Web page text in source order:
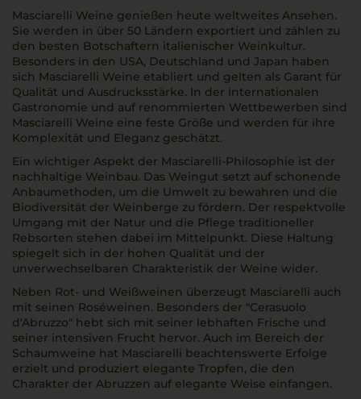
Masciarelli Weine genießen heute weltweites Ansehen.
Sie werden in über 50 Ländern exportiert und zählen zu
den besten Botschaftern italienischer Weinkultur.
Besonders in den USA, Deutschland und Japan haben
sich Masciarelli Weine etabliert und gelten als Garant für
Qualität und Ausdrucksstärke. In der internationalen
Gastronomie und auf renommierten Wettbewerben sind
Masciarelli Weine eine feste Größe und werden für ihre
Komplexität und Eleganz geschätzt.
Ein wichtiger Aspekt der Masciarelli-Philosophie ist der
nachhaltige Weinbau. Das Weingut setzt auf schonende
Anbaumethoden, um die Umwelt zu bewahren und die
Biodiversität der Weinberge zu fördern. Der respektvolle
Umgang mit der Natur und die Pflege traditioneller
Rebsorten stehen dabei im Mittelpunkt. Diese Haltung
spiegelt sich in der hohen Qualität und der
unverwechselbaren Charakteristik der Weine wider.
Neben Rot- und Weißweinen überzeugt Masciarelli auch
mit seinen Roséweinen. Besonders der "Cerasuolo
d'Abruzzo" hebt sich mit seiner lebhaften Frische und
seiner intensiven Frucht hervor. Auch im Bereich der
Schaumweine hat Masciarelli beachtenswerte Erfolge
erzielt und produziert elegante Tropfen, die den
Charakter der Abruzzen auf elegante Weise einfangen.